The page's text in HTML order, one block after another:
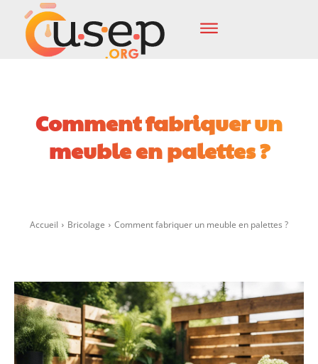
Comment fabriquer un
meuble en palettes ?
Accueil Bricolage Comment fabriquer un meuble en palettes ?